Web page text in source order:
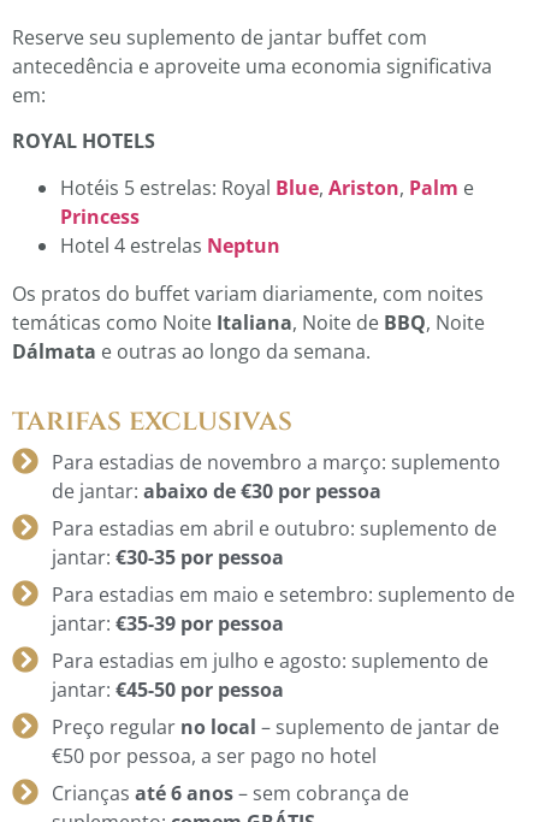
Reserve seu suplemento de jantar buffet com
antecedência e aproveite uma economia significativa
em:
ROYAL HOTELS
Hotéis 5 estrelas: Royal Blue, Ariston, Palm e
Princess
Hotel 4 estrelas Neptun
Os pratos do buffet variam diariamente, com noites
temáticas como Noite Italiana, Noite de BBQ, Noite
Dálmata e outras ao longo da semana.
tarifas exclusivas
Para estadias de novembro a março: suplemento
de jantar: abaixo de €30 por pessoa
Para estadias em abril e outubro: suplemento de
jantar: €30-35 por pessoa
Para estadias em maio e setembro: suplemento de
jantar: €35-39 por pessoa
Para estadias em julho e agosto: suplemento de
jantar: €45-50 por pessoa
Preço regular no local – suplemento de jantar de
€50 por pessoa, a ser pago no hotel
Crianças até 6 anos– sem cobrança de